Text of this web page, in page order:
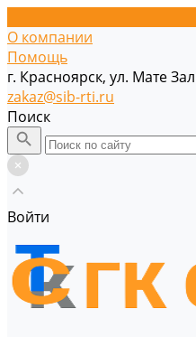
О компании
Помощь
г. Красноярск, ул. Мате
zakaz@sib-rti.ru
Поиск
Войти